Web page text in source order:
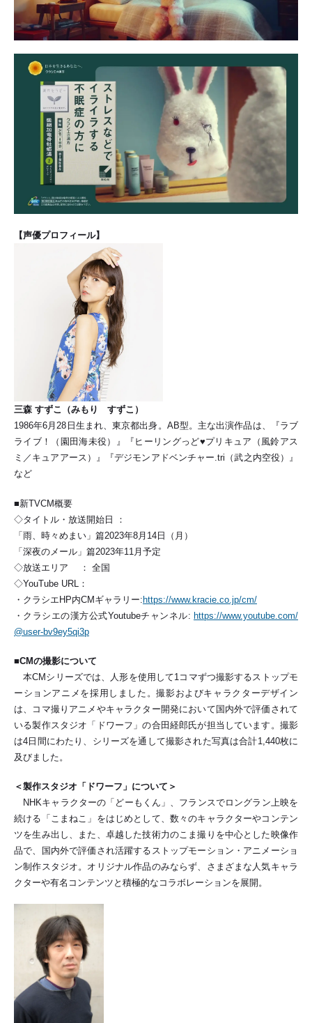
【声優プロフィール】
三森 すずこ（みもり すずこ）
1986年6月28日生まれ、東京都出身。AB型。主な出演作品は、『ラブ
ライブ！（園田海未役）』『ヒーリングっど♥プリキュア（風鈴アス
ミ／キュアアース）』『デジモンアドベンチャー.tri（武之内空役）』
など
■新TVCM概要
◇タイトル・放送開始日 ：
「雨、時々めまい」篇2023年8月14日（月）
「深夜のメール」篇2023年11月予定
◇放送エリア ： 全国
◇YouTube URL：
・クラシエHP内CMギャラリー:https://www.kracie.co.jp/cm/
・クラシエの漢方公式Youtubeチャンネル: https://www.youtube.com/
@user-bv9ey5qi3p
■CMの撮影について
本CMシリーズでは、人形を使用して1コマずつ撮影するストップモ
ーションアニメを採用しました。撮影およびキャラクターデザイン
は、コマ撮りアニメやキャラクター開発において国内外で評価されて
いる製作スタジオ「ドワーフ」の合田経郎氏が担当しています。撮影
は4日間にわたり、シリーズを通して撮影された写真は合計1,440枚に
及びました。
＜製作スタジオ「ドワーフ」について＞
NHKキャラクターの「どーもくん」、フランスでロングラン上映を
続ける「こまねこ」をはじめとして、数々のキャラクターやコンテン
ツを生み出し、また、卓越した技術力のこま撮りを中心とした映像作
品で、国内外で評価され活躍するストップモーション・アニメーショ
ン制作スタジオ。オリジナル作品のみならず、さまざまな人気キャラ
クターや有名コンテンツと積極的なコラボレーションを展開。